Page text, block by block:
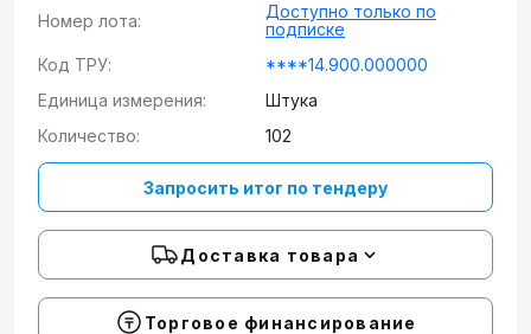
Номер лота:
Доступно только по
подписке
Код ТРУ:
****14.900.000000
Единица измерения:
Штука
Количество:
102
Запросить итог по тендеру
Доставка товара
Торговое финансирование